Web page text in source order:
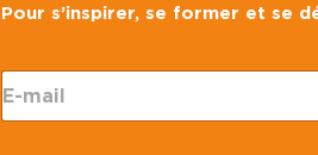
Pour s’inspirer, se former et se
E
-
E
-
m